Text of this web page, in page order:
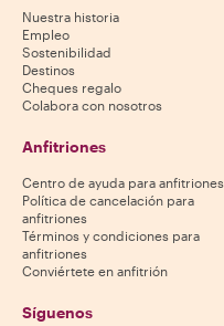
Nuestra historia
Empleo
Sostenibilidad
Destinos
Cheques regalo
Colabora con nosotros
Anfitriones
Centro de ayuda para anfitriones
Política de cancelación para
anfitriones
Términos y condiciones para
anfitriones
Conviértete en anfitrión
Síguenos